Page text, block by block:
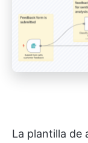
La plantilla de